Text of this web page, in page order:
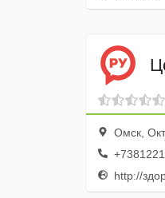
Омск,
http://